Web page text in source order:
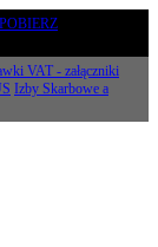
POBIERZ
VAT - załączniki
Izby Skarbowe a